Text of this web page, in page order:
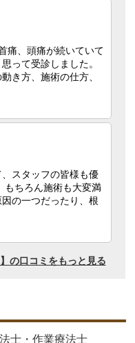
士・作業療法士